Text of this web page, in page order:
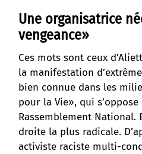
Une organisatrice
vengeance»
Ces mots sont ceux
la manifestation
bien connue dans les
pour la Vie», qui
Rassemblement National.
droite la plus radicale.
activiste raciste multi-